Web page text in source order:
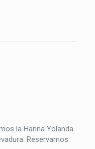
la Harina Yolanda
Reservamos.